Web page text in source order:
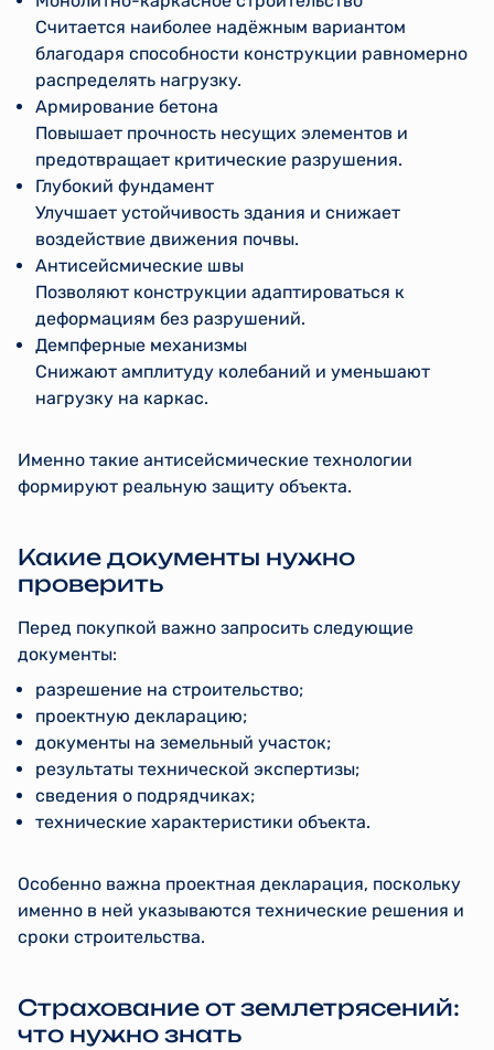
Считается наиболее надёжным вариантом
благодаря способности конструкции равномерно
распределять нагрузку.
Армирование бетона
Повышает прочность несущих элементов и
предотвращает критические разрушения.
Глубокий фундамент
Улучшает устойчивость здания и снижает
воздействие движения почвы.
Антисейсмические швы
Позволяют конструкции адаптироваться к
деформациям без разрушений.
Демпферные механизмы
Снижают амплитуду колебаний и уменьшают
нагрузку на каркас.
Именно такие антисейсмические технологии
формируют реальную защиту объекта.
Какие документы нужно
проверить
Перед покупкой важно запросить следующие
документы:
разрешение на строительство;
проектную декларацию;
документы на земельный участок;
результаты технической экспертизы;
сведения о подрядчиках;
технические характеристики объекта.
Особенно важна проектная декларация, поскольку
именно в ней указываются технические решения и
сроки строительства.
Страхование от землетрясений:
что нужно знать